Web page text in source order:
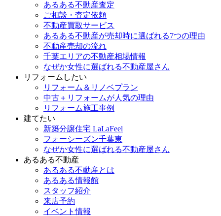
あるある不動産査定
ご相談・査定依頼
不動産買取サービス
あるある不動産が売却時に選ばれる7つの理由
不動産売却の流れ
千葉エリアの不動産相場情報
なぜか女性に選ばれる不動産屋さん
リフォームしたい
リフォーム＆リノベプラン
中古＋リフォームが人気の理由
リフォーム施工事例
建てたい
新築分譲住宅 LaLaFeel
フォーシーズン千葉東
なぜか女性に選ばれる不動産屋さん
あるある不動産
あるある不動産とは
あるある情報館
スタッフ紹介
来店予約
イベント情報